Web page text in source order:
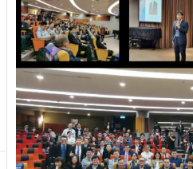
消
網
站
導
覽
最
新
消
息